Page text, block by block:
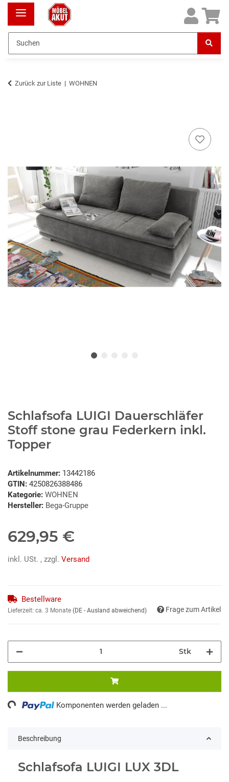
Zurück zur Liste WOHNEN
Schlafsofa LUIGI Dauerschläfer
Stoff stone grau Federkern inkl.
Topper
Artikelnummer: 13442186
GTIN: 4250826388486
Kategorie: WOHNEN
Hersteller: Bega-Gruppe
629,95 €
inkl. USt. , zzgl. Versand
Bestellware
Lieferzeit: ca. 3 Monate (DE - Ausland abweichend) Frage zum Artikel
Stk
Komponenten werden geladen ...
Beschreibung
Schlafsofa LUIGI LUX 3DL